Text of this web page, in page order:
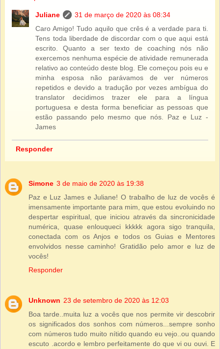
Juliane
31 de março de 2020 às 08:34
Caro Amigo! Tudo aquilo que crês é a verdade para ti.
Tens toda liberdade de discordar com o que aqui está
escrito. Quanto a ser texto de coaching nós não
exercemos nenhuma espécie de atividade remunerada
relativo ao conteúdo deste blog. Ele começou pois eu e
minha esposa não parávamos de ver números
repetidos e devido a tradução por vezes ambígua do
translator decidimos trazer ele para a língua
portuguesa e desta forma beneficiar as pessoas que
estão passando pelo mesmo que nós. Paz e Luz -
James
Responder
Simone 3 de maio de 2020 às 19:38
Paz e Luz James e Juliane! O trabalho de luz de vocês é
imensamente importante para mim, que estou evoluindo no
despertar espiritual, que iniciou através da sincronicidade
numérica, quase enlouqueci kkkkk agora sigo tranquila,
conectada com os Anjos e todos os Guias e Mentores
envolvidos nesse caminho! Gratidão pelo amor e luz de
vocês!
Responder
Unknown 23 de setembro de 2020 às 12:03
Boa tarde..muita luz a vocês que nos permite vir descobrir
os significados dos sonhos com números...sempre sonho
com números tudo muito nítido quando eu vejo..ou quando
escuto .acordo e lembro perfeitamente do que vi ou ouvi. E